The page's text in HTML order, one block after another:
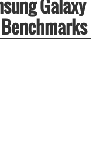
Galaxy